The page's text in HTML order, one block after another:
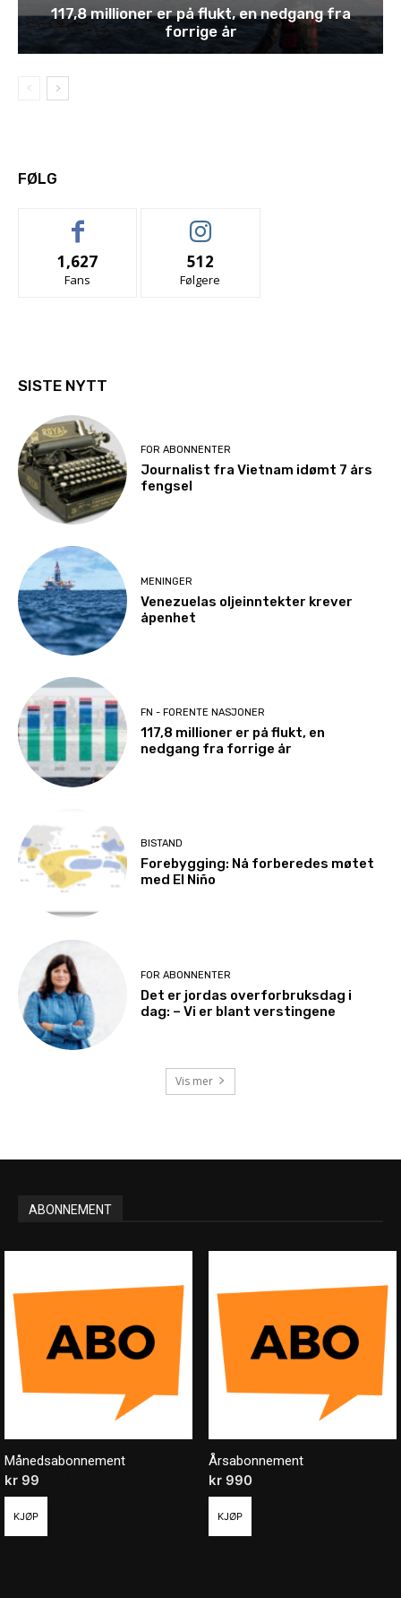
117,8 millioner er på flukt, en nedgang fra
forrige år
FØLG
1,627
Fans
512
Følgere
SISTE NYTT
FOR ABONNENTER
Journalist fra Vietnam idømt 7 års
fengsel
MENINGER
Venezuelas oljeinntekter krever
åpenhet
FN - FORENTE NASJONER
117,8 millioner er på flukt, en
nedgang fra forrige år
BISTAND
Forebygging: Nå forberedes møtet
med El Niño
FOR ABONNENTER
Det er jordas overforbruksdag i
dag: – Vi er blant verstingene
Vis mer
ABONNEMENT
Månedsabonnement
kr 99
KJØP
Årsabonnement
kr990
KJØP